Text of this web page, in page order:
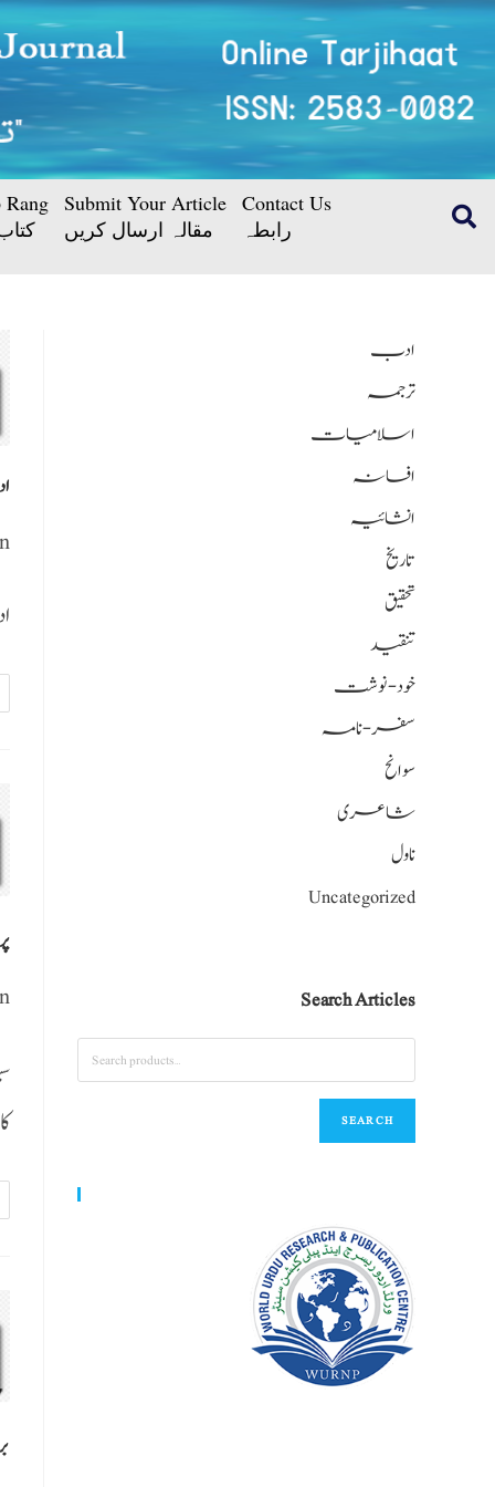
Submit Your Article
مقالہ ارسال کریں
Contact Us
رابطہ
ادب
ترجمہ
اسلامیات
افسانہ
انشائیہ
تاریخ
تحقیق
تنقید
خود-نوشت
سفر-نامہ
سوانح
شاعری
ناول
Uncategorized
Search Articles
SEARCH